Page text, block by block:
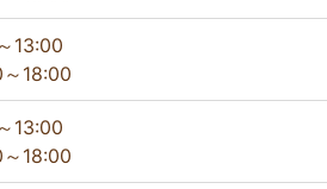
13:00
18:00
13:00
18:00